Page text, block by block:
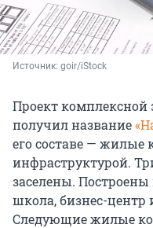
Источник: goir/iStock
Проект комплексной
получил название
его составе — жилые
инфраструктурой.
заселены. Построены
школа, бизнес-
Следующие жилые